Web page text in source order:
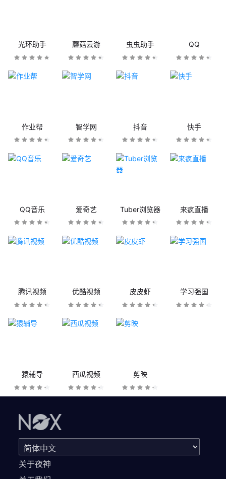
光环助手 蘑菇云游 虫虫助手 QQ
作业帮 智学网 抖音 快手
QQ音乐 爱奇艺 Tuber浏览器 来疯直播
腾讯视频 优酷视频 皮皮虾 学习强国
猿辅导 西瓜视频 剪映
关于夜神